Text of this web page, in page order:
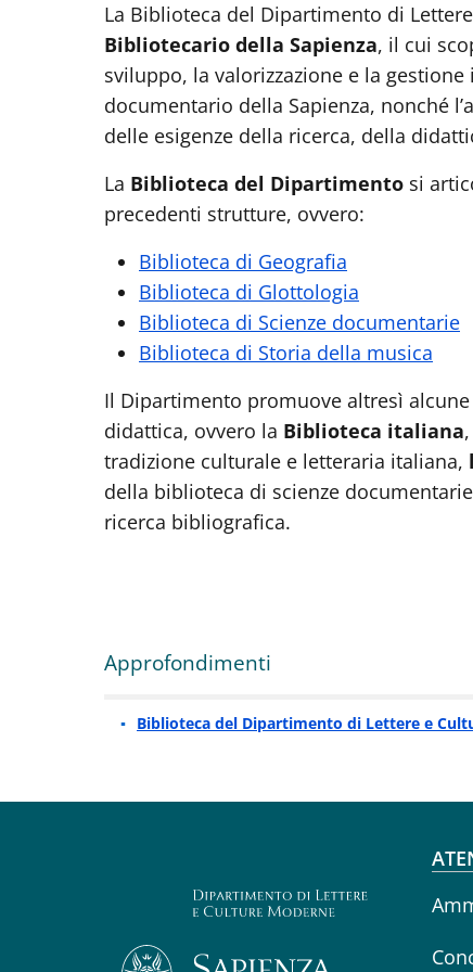
La Biblioteca del Dipartimento di
Bibliotecario della Sapienza, il cui
sviluppo, la valorizzazione e la
documentario della Sapienza, nonché
delle esigenze della ricerca, della
La Biblioteca del Dipartimento si
precedenti strutture, ovvero:
Biblioteca di Geografia
Biblioteca di Glottologia
Biblioteca di Scienze documentarie
Biblioteca di Storia della musica
Il Dipartimento promuove altresì
didattica, ovvero la Biblioteca italiana
tradizione culturale e letteraria italiana,
della biblioteca di scienze
ricerca bibliografica.
Approfondimenti
Biblioteca del Dipartimento di Lettere e